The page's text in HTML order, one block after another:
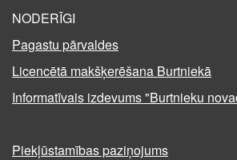
NODERĪGI
Pagastu pārvaldes
Licencētā makšķerēšana Burtniekā
Informatīvais izdevums "Burtnieku
Piekļūstamības paziņojums